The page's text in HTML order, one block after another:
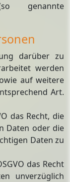
genannte
darüber zu
werden
auf weitere
Art.
das Recht, die
Daten oder die
Daten zu
das Recht
unverzüglich